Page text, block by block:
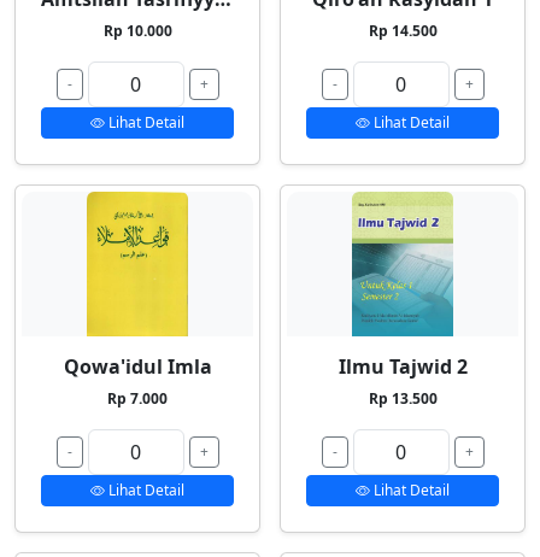
Rp 10.000
-
+
Lihat Detail
Rp 14.500
-
+
Lihat Detail
Qowa'idul Imla
Rp 7.000
-
+
Lihat Detail
Ilmu Tajwid 2
Rp 13.500
-
+
Lihat Detail